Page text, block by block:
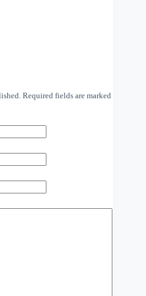
Required fields are marked